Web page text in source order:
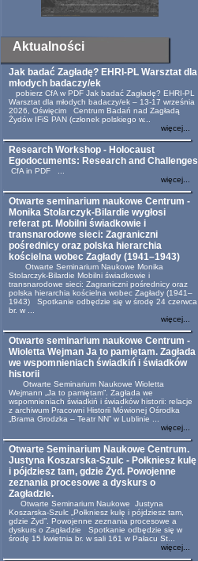
Aktualności
Jak badać Zagładę? EHRI-PL Warsztat dla
młodych badaczy/ek
pobierz CfA w PDF Jak badać Zagładę? EHRI-PL
Warsztat dla młodych badaczy/ek – 13-17 września
2026, Oświęcim Centrum Badań nad Zagładą
Żydów IFiS PAN (członek polskiego w...
więcej...
Research Workshop - Holocaust
Egodocuments: Research and Challenges
CfA in PDF ...
więcej...
Otwarte seminarium naukowe Centrum -
Monika Stolarczyk-Bilardie wygłosi
referat pt. Mobilni świadkowie i
transnarodowe sieci: Zagraniczni
pośrednicy oraz polska hierarchia
kościelna wobec Zagłady (1941–1943)
Otwarte Seminarium Naukowe Monika
Stolarczyk-Bilardie Mobilni świadkowie i
transnarodowe sieci: Zagraniczni pośrednicy oraz
polska hierarchia kościelna wobec Zagłady (1941–
1943) Spotkanie odbędzie się w środę 24 czerwca
br. w ...
więcej...
Otwarte seminarium naukowe Centrum -
Wioletta Wejman Ja to pamiętam. Zagłada
we wspomnieniach świadkiń i świadków
historii
Otwarte Seminarium Naukowe Wioletta
Wejmann „Ja to pamiętam”. Zagłada we
wspomnieniach świadkiń i świadków historii: relacje
z archiwum Pracowni Historii Mówionej Ośrodka
„Brama Grodzka – Teatr NN” w Lublinie ...
więcej...
Otwarte Seminarium Naukowe Centrum.
Justyna Koszarska-Szulc - Połkniesz kulę
i pójdziesz tam, gdzie Żyd. Powojenne
zeznania procesowe a dyskurs o
Zagładzie.
Otwarte Seminarium Naukowe Justyna
Koszarska-Szulc „Połkniesz kulę i pójdziesz tam,
gdzie Żyd”. Powojenne zeznania procesowe a
dyskurs o Zagładzie Spotkanie odbędzie się w
środę 15 kwietnia br. w sali 161 w Pałacu St...
więcej...